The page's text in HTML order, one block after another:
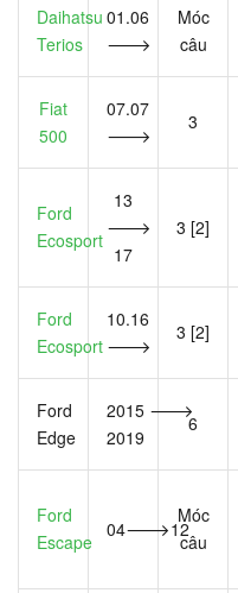
Daihatsu
Terios
01.06
🡒
Móc
câu
Fiat
500
07.07
🡒
3
Ford
Ecosport
13
🡒
17
3 [2]
Ford
Ecosport
10.16
🡒
3 [2]
Ford
Edge
2015 🡒
2019
6
Ford
Escape
04🡒12
Móc
câu